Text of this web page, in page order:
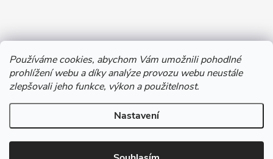
Používáme cookies, abychom Vám umožnili pohodlné
prohlížení webu a díky analýze provozu webu neustále
zlepšovali jeho funkce, výkon a použitelnost.
Nastavení
Vytvořil Shoptet
Copyright 2026Chytil.cz. Všechna práva vyhrazena.